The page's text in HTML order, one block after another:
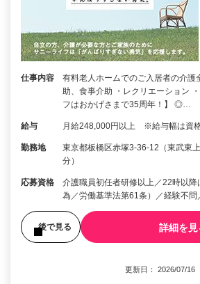
仕事内容
有料老人ホームでのご入居者の介護
助、食事介助 ・レクリエーション
フはおかげさまで35周年！】 ◎…
給与 月給248,000円以上 ※給与幅は資
勤務地
東京都板橋区赤塚3-36-12（東武東
分）
応募資格
介護職員初任者研修以上／22時以
為／労働基準法第61条）／経験不問
後で見る 詳細を見
更新日： 2026/07/